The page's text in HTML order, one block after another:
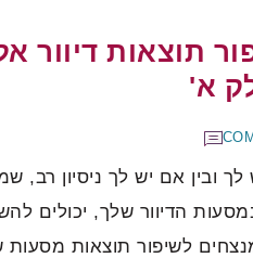
תוצאות דיוור
א'
לך ובין אם יש לך ניסיון רב,
הדיוור שלך, יכולים
לשיפור תוצאות מסעות